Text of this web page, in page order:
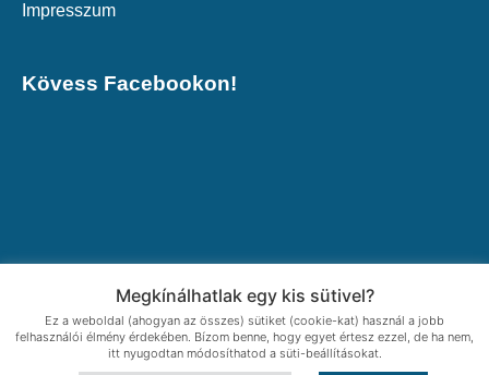
Impresszum
Kövess Facebookon!
© 2021 Vendula Egészség- és Oktatási Központ | Az oldalt
Megkínálhatlak egy kis sütivel?
Ez a weboldal (ahogyan az összes) sütiket (cookie-kat) használ a jobb
felhasználói élmény érdekében. Bízom benne, hogy egyet értesz ezzel, de ha nem,
itt nyugodtan módosíthatod a süti-beállításokat.